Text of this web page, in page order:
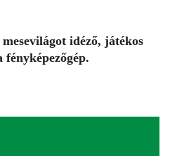
idéző, játékos
fényképezőgép.